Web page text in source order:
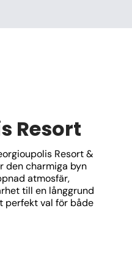
Resort
Resort &
den charmiga byn
atmosfär,
till en långgrund
perfekt val för både